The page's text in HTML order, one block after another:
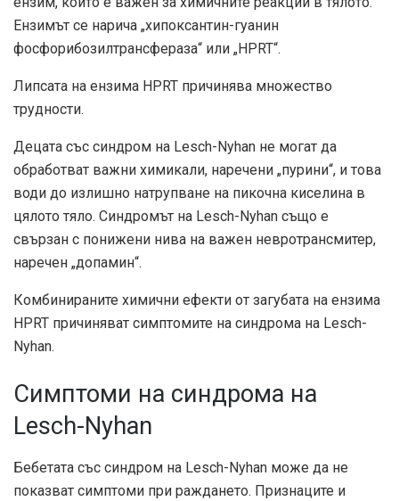
Ензимът се нарича „хипоксантин-гуанин
фосфорибозилтрансфераза“ или „HPRT“.
Липсата на ензима HPRT причинява множество
трудности.
Децата със синдром на Lesch-Nyhan не могат да
обработват важни химикали, наречени „пурини“, и това
води до излишно натрупване на пикочна киселина в
цялото тяло. Синдромът на Lesch-Nyhan също е
свързан с понижени нива на важен невротрансмитер,
наречен „допамин“.
Комбинираните химични ефекти от загубата на ензима
HPRT причиняват симптомите на синдрома на Lesch-
Nyhan.
Симптоми на синдрома на
Lesch-Nyhan
Бебетата със синдром на Lesch-Nyhan може да не
показват симптоми при раждането. Признаците и